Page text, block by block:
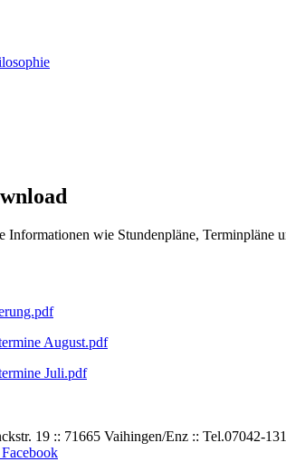
Informationen wie Stundenpläne, Terminpläne
August.pdf
Juli.pdf
19 :: 71665 Vaihingen/Enz :: Tel.07042-131